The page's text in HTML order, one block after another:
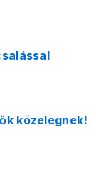
közelegnek!